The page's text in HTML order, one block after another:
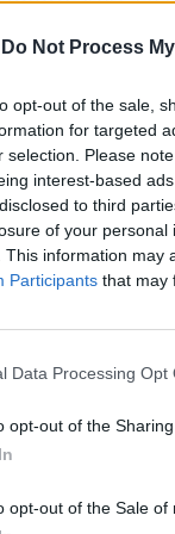
Do Not Process
opt-out of the sale,
for targeted
selection. Please
interest-based
to third
of your personal
This information may
Participants that may
Data Processing Opt
opt-out of the
opt-out of the Sale of
stabili e
stato
con un
grazie al
alla crescita
per il
si apre la
tempistica è
ha
rilevato il
As